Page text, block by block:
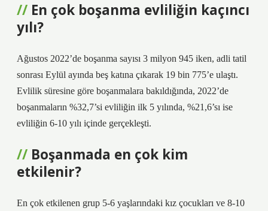
En çok boşanma evliliğin kaçıncı
yılı?
Ağustos 2022’de boşanma sayısı 3 milyon 945 iken, adli tatil
sonrası Eylül ayında beş katına çıkarak 19 bin 775’e ulaştı.
Evlilik süresine göre boşanmalara bakıldığında, 2022’de
boşanmaların %32,7’si evliliğin ilk 5 yılında, %21,6’sı ise
evliliğin 6-10 yılı içinde gerçekleşti.
Boşanmada en çok kim
etkilenir?
En çok etkilenen grup 5-6 yaşlarındaki kız çocukları ve 8-10